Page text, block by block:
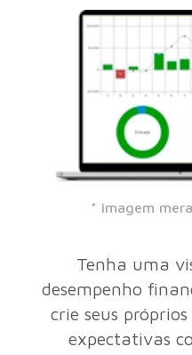
* imagem
Tenha uma
desempenho
crie seus
expectativas